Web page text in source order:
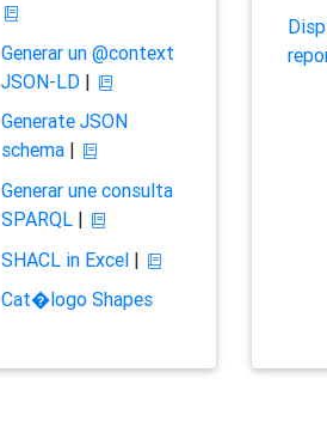
Generar un @context
JSON-LD|
Generate JSON
schema|
Generar une consulta
SPARQL|
SHACL in Excel|
Cat�logo Shapes